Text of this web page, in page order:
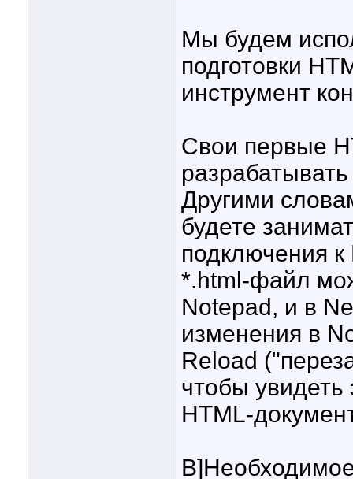
Мы будем
подготовки
инструмент
Свои первые
Другими
будете
подключения
*.html-файл
Notepad, и в
изменения в
Reload
чтобы
HTML-